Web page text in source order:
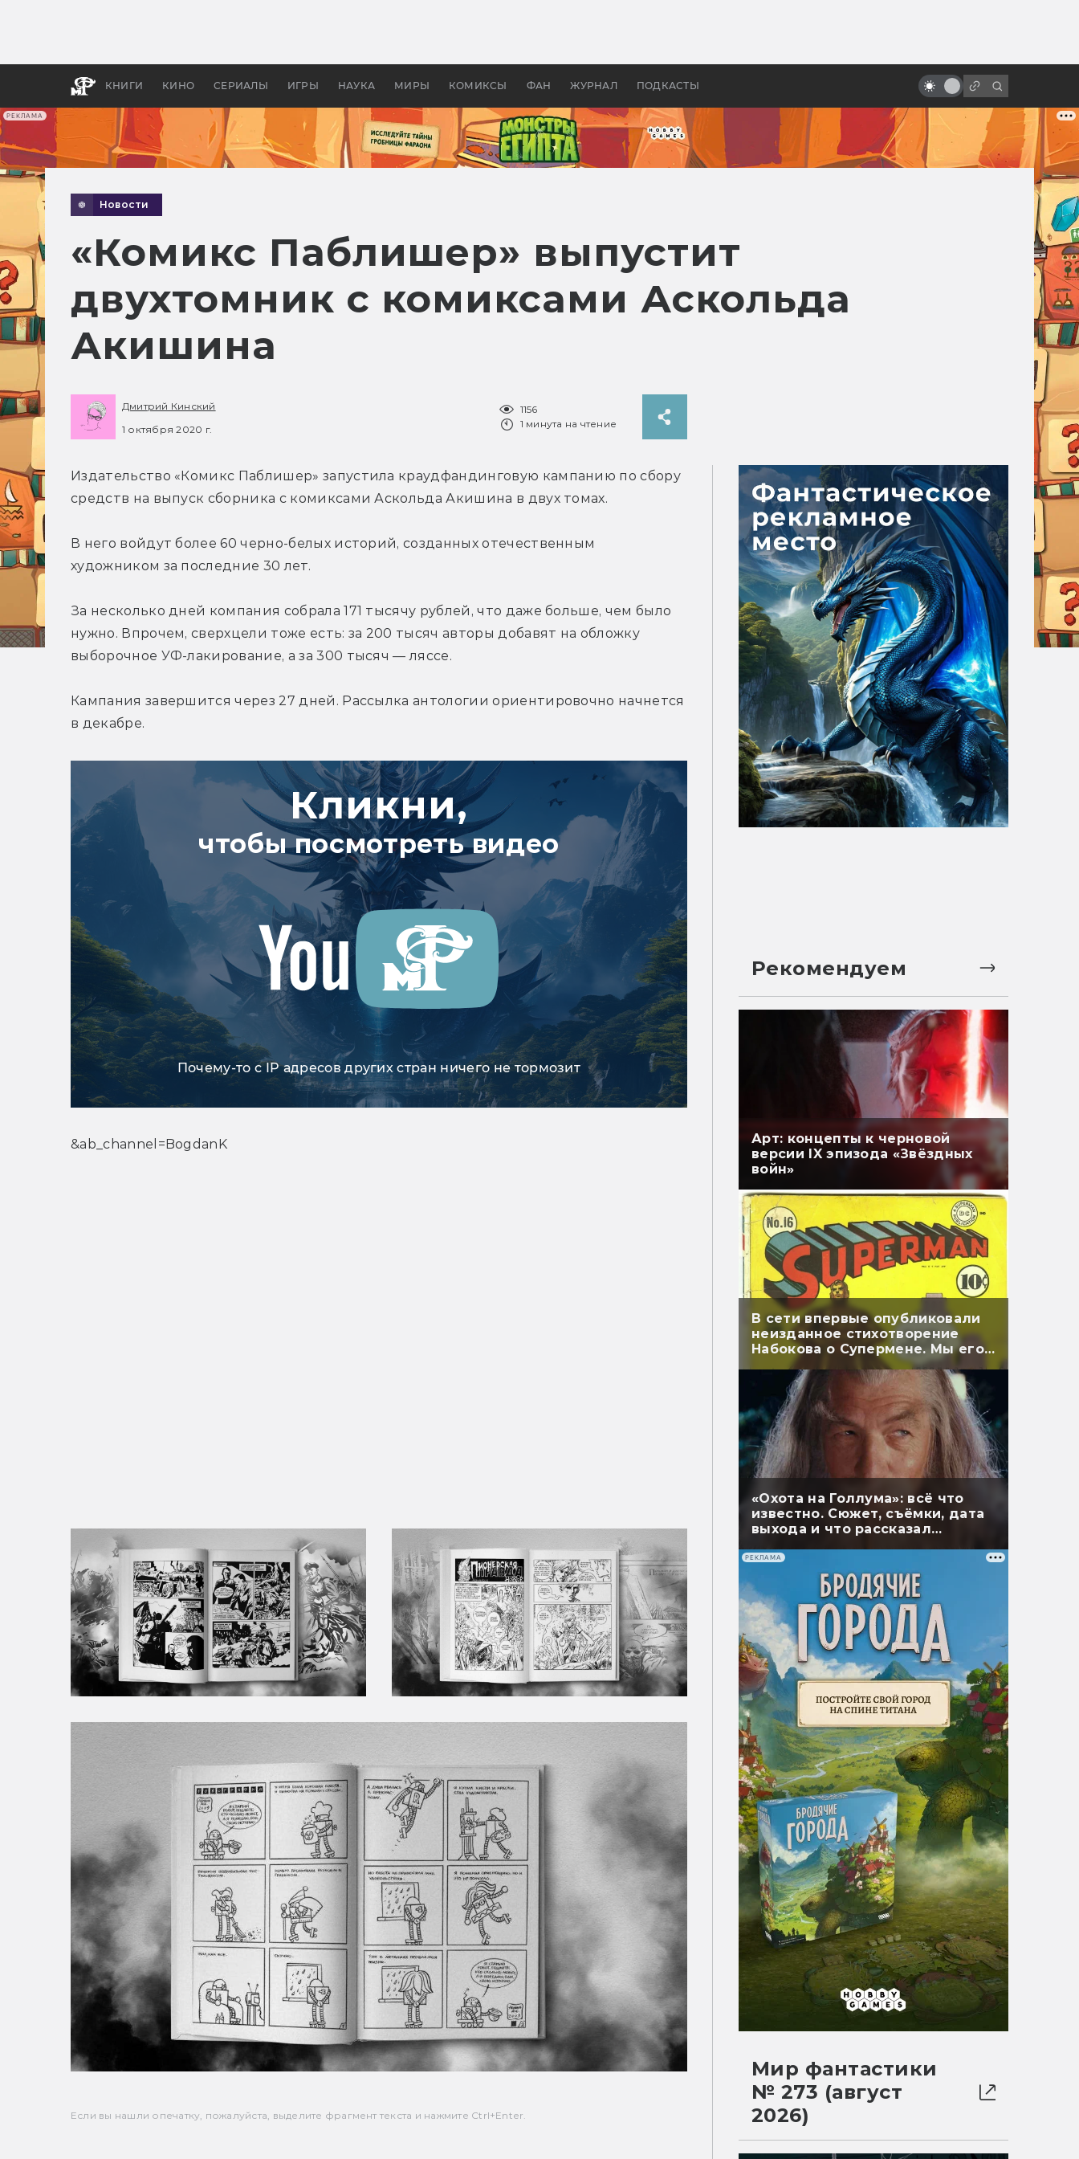
РЕКЛАМА
КНИГИ КИНО СЕРИАЛЫ ИГРЫ НАУКА МИРЫ КОМИКСЫ ФАН ЖУРНАЛ ПОДКАСТЫ
апокалипсис, в России —
бы «Властелина колец»
главное
Новости
«Комикс Паблишер» выпустит
двухтомник с комиксами Аскольда
Акишина
Дмитрий Кинский
1 октября 2020 г.
1156
1 минута на чтение
Издательство «Комикс Паблишер» запустила краудфандинговую кампанию по сбору
средств на выпуск сборника с комиксами Аскольда Акишина в двух томах.
В него войдут более 60 черно-белых историй, созданных отечественным
художником за последние 30 лет.
За несколько дней компания собрала 171 тысячу рублей, что даже больше, чем было
нужно. Впрочем, сверхцели тоже есть: за 200 тысяч авторы добавят на обложку
выборочное УФ-лакирование, а за 300 тысяч — ляссе.
Кампания завершится через 27 дней. Рассылка антологии ориентировочно начнется
в декабре.
Кликни,
чтобы посмотреть видео
Почему-то с IP адресов других стран ничего не тормозит
&ab_channel=BogdanK
Если вы нашли опечатку, пожалуйста, выделите фрагмент текста и нажмите Ctrl+Enter.
Рекомендуем
Арт: концепты к черновой
версии IX эпизода «Звёздных
войн»
В сети впервые опубликовали
неизданное стихотворение
Набокова о Супермене. Мы его
перевели
«Охота на Голлума»: всё что
известно. Сюжет, съёмки, дата
выхода и что рассказал
РЕКЛАМА
Мир фантастики
№ 273 (август
2026)